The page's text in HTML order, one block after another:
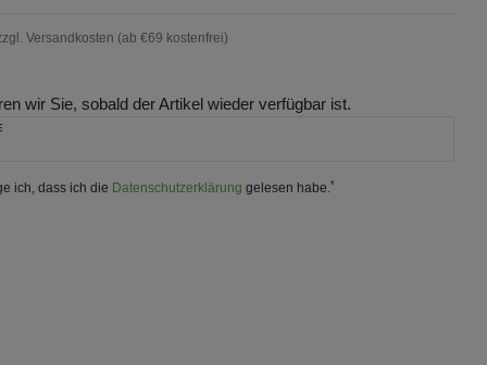
Versandkosten (ab €69 kostenfrei)
wir Sie, sobald der Artikel wieder verfügbar ist.
ich, dass ich die Daten­schutz­erklärung gelesen habe.*